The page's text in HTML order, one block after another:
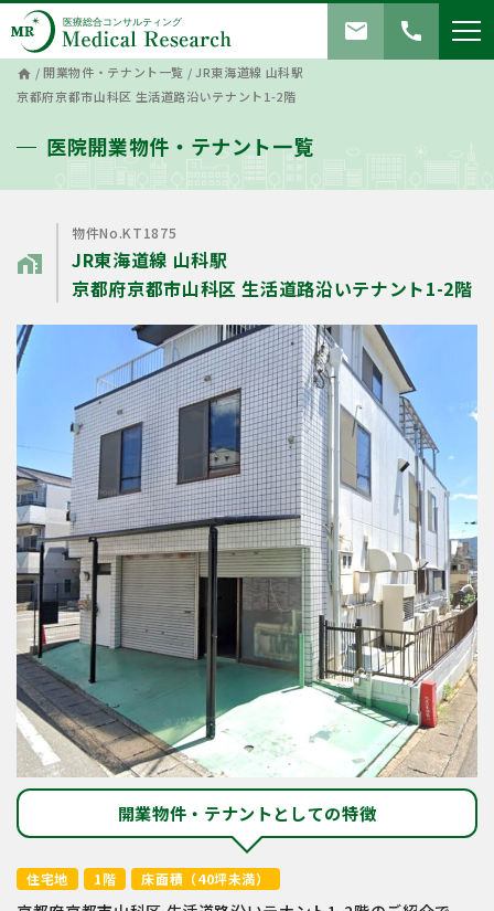
call
mail
home /開業物件・テナント一覧 /JR東海道線 山科駅
京都府京都市山科区 生活道路沿いテナント1-2階
医院開業物件・テナント一覧
home_work
物件No.KT1875
JR東海道線 山科駅
京都府京都市山科区 生活道路沿いテナント1-2階
開業物件・テナントとしての特徴
住宅地 1階 床面積（40坪未満）